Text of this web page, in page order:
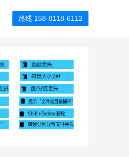
热线 158-8118-6112